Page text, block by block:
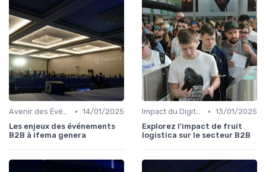
Avenir des Événements B2B • 14/01/2025
Les enjeux des événements
B2B à ifema genera
Impact du Digital sur l'Événementiel B2B • 13/01/2025
Explorez l'impact de fruit
logistica sur le secteur B2B